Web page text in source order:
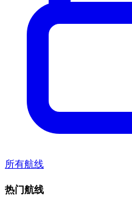
所有航线
热门航线